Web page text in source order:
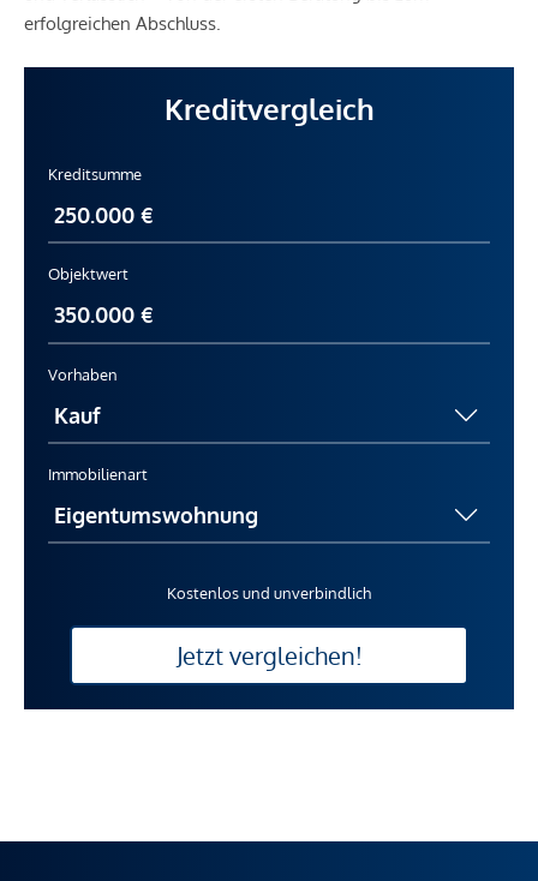
erfolgreichen Abschluss.
Kreditvergleich
Kreditsumme
Objektwert
Vorhaben
Immobilienart
Kostenlos und unverbindlich
Jetzt vergleichen!